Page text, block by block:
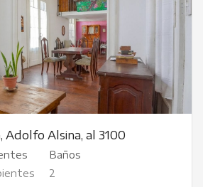
Adolfo Alsina, al 3100
Baños
2